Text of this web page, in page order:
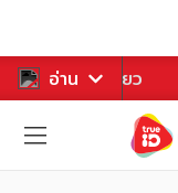
อ่าน
หาร ท่องเที่ยว